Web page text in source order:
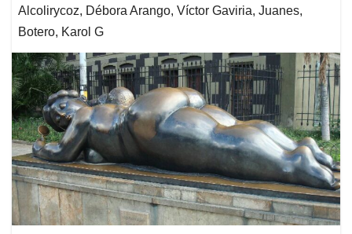
Alcolirycoz, Débora Arango, Víctor Gaviria, Juanes,
Botero, Karol G